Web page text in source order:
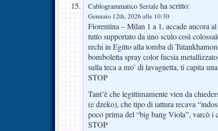
Cablogrammatico Seriale ha scritto:
Gennaio 12th, 2026 alle 10:30
Fiorentina – Milan 1 a 1, accade ancora
tutto supportato da uno sculo così
rechi in Egitto alla tomba di
bomboletta spray color fucsia
sulla teca a mo’ di lavagnetta, ti capita
STOP
Tant’è che legittimamente vien da
(e dzeko), che tipo di iattura recava
poco prima del “big bang Viola”, varcò i
STOP